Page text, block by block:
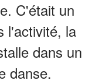
C'était un
l'activité, la
dans un
danse.